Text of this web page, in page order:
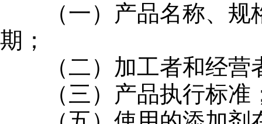
（一）产品名称、规
期；
（二）加工者和经营
（三）产品执行标准